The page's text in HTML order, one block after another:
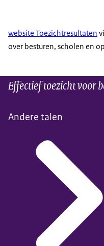
website Toezichtresultaten
over besturen, scholen en
Effectief toezicht voor
Andere talen